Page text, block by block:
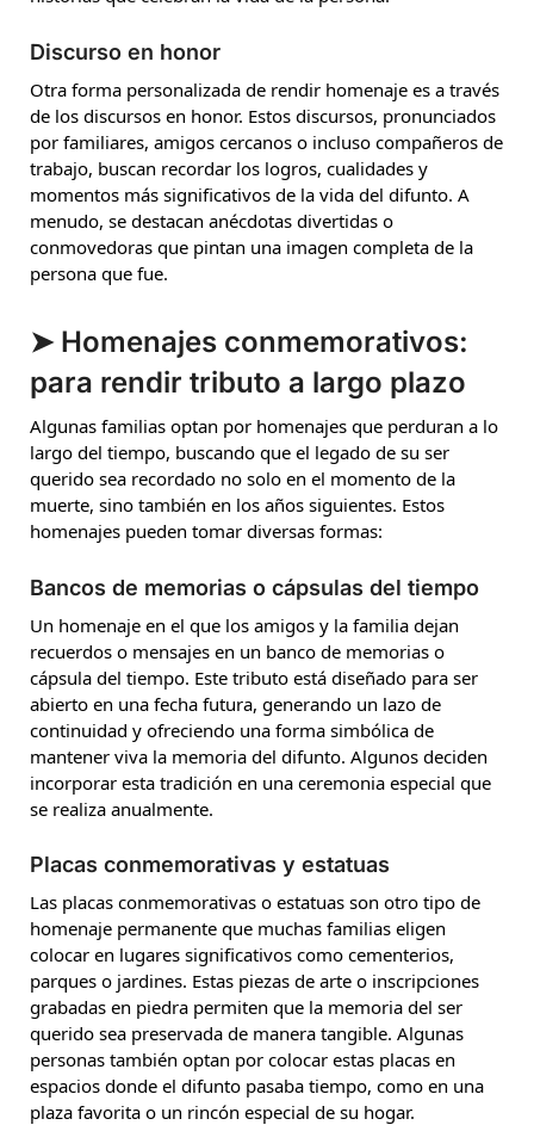
Discurso en honor
Otra forma personalizada de rendir homenaje es a través
de los discursos en honor. Estos discursos, pronunciados
por familiares, amigos cercanos o incluso compañeros de
trabajo, buscan recordar los logros, cualidades y
momentos más significativos de la vida del difunto. A
menudo, se destacan anécdotas divertidas o
conmovedoras que pintan una imagen completa de la
persona que fue.
➤ Homenajes conmemorativos:
para rendir tributo a largo plazo
Algunas familias optan por homenajes que perduran a lo
largo del tiempo, buscando que el legado de su ser
querido sea recordado no solo en el momento de la
muerte, sino también en los años siguientes. Estos
homenajes pueden tomar diversas formas:
Bancos de memorias o cápsulas del tiempo
Un homenaje en el que los amigos y la familia dejan
recuerdos o mensajes en un banco de memorias o
cápsula del tiempo. Este tributo está diseñado para ser
abierto en una fecha futura, generando un lazo de
continuidad y ofreciendo una forma simbólica de
mantener viva la memoria del difunto. Algunos deciden
incorporar esta tradición en una ceremonia especial que
se realiza anualmente.
Placas conmemorativas y estatuas
Las placas conmemorativas o estatuas son otro tipo de
homenaje permanente que muchas familias eligen
colocar en lugares significativos como cementerios,
parques o jardines. Estas piezas de arte o inscripciones
grabadas en piedra permiten que la memoria del ser
querido sea preservada de manera tangible. Algunas
personas también optan por colocar estas placas en
espacios donde el difunto pasaba tiempo, como en una
plaza favorita o un rincón especial de su hogar.